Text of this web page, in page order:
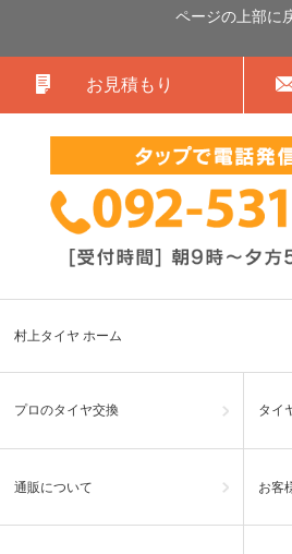
ページの上部に
お見積もり
村上タイヤ ホーム
プロのタイヤ交換 タイ
通販について お客